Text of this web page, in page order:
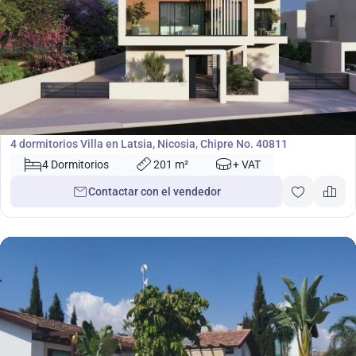
708 000
4 dormitorios Villa en Latsia, Nicosia, Chipre No. 40811
4 Dormitorios
201 m² + VAT
Contactar con el vendedor